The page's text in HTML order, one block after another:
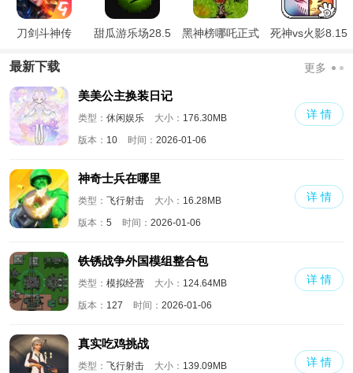
刀剑斗神传
甜瓜游乐场28.5
黑神榜哪吒正式
死神vs火影8.15
最新下载 更多
美美公主换装日记
类型： 休闲娱乐 大小： 176.30MB
版本： 10 时间： 2026-01-06
详 情
神奇士兵在哪里
类型： 飞行射击 大小： 16.28MB
版本： 5 时间： 2026-01-06
详 情
铁锈战争外国模组整合包
类型： 模拟经营 大小： 124.64MB
版本： 127 时间： 2026-01-06
详 情
真实吃鸡挑战
类型： 飞行射击 大小： 139.09MB
详 情